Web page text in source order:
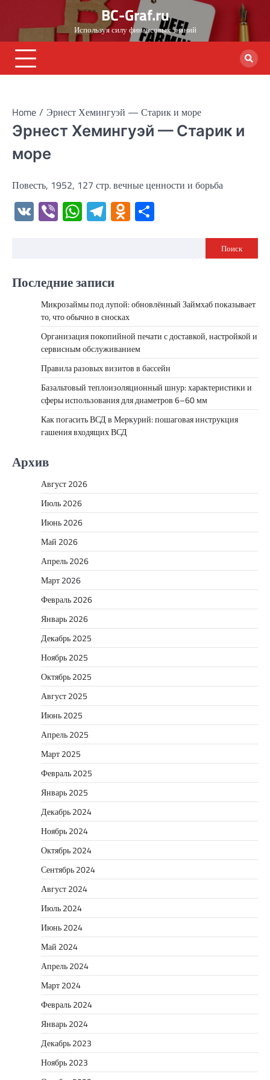
content
BC-Graf.ru
Используя силу финансовых знаний
Home Эрнест Хемингуэй — Старик и море
Эрнест Хемингуэй — Старик и
море
Повесть, 1952, 127 стр. вечные ценности и борьба
VK ViberWhatsApp
Telegram
Odnoklassniki
Поиск
Последние записи
Микрозаймы под лупой: обновлённый Займхаб показывает
то, что обычно в сносках
Организация покопийной печати с доставкой, настройкой и
сервисным обслуживанием
Правила разовых визитов в бассейн
Базальтовый теплоизоляционный шнур: характеристики и
сферы использования для диаметров 6–60 мм
Как погасить ВСД в Меркурий: пошаговая инструкция
гашения входящих ВСД
Архив
Август 2026
Июль 2026
Июнь 2026
Май 2026
Апрель 2026
Март 2026
Февраль 2026
Январь 2026
Декабрь 2025
Ноябрь 2025
Октябрь 2025
Август 2025
Июнь 2025
Апрель 2025
Март 2025
Февраль 2025
Январь 2025
Декабрь 2024
Ноябрь 2024
Октябрь 2024
Сентябрь 2024
Август 2024
Июль 2024
Июнь 2024
Май 2024
Апрель 2024
Март 2024
Февраль 2024
Январь 2024
Декабрь 2023
Ноябрь 2023